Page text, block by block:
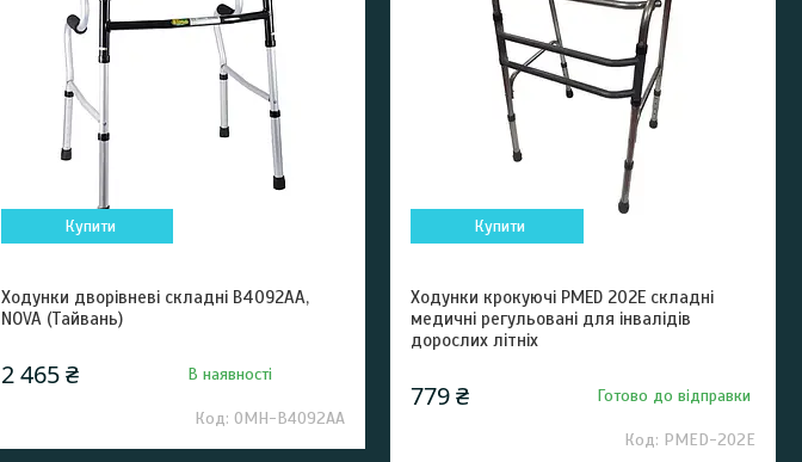
Купити
Ходунки дворівневі складні B4092AA,
NOVA (Тайвань)
2 465 ₴ В наявності
OMH-B4092AA
Купити
Ходунки крокуючі PMED 202E складні
медичні регульовані для інвалідів
дорослих літніх
779 ₴ Готово до відправки
PMED-202E